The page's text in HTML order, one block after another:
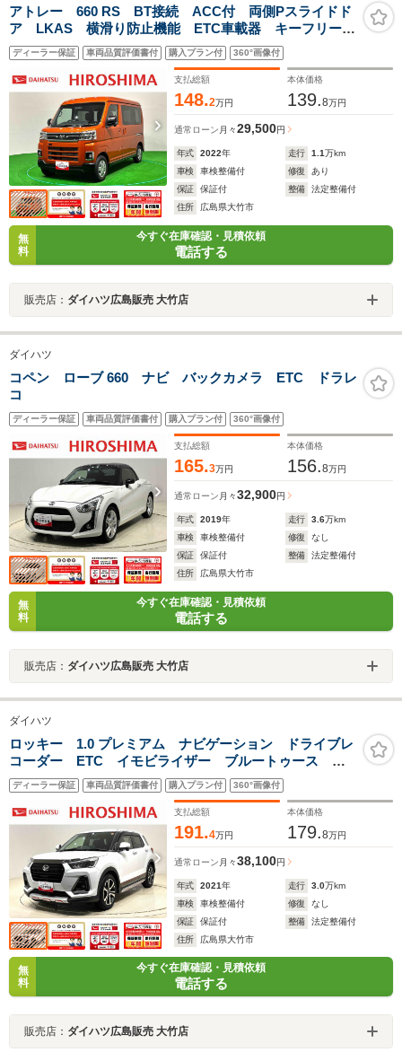
コ LEDヘッドラン
プ アイドリングスト
ップ
アトレー 660 RS BT接続 ACC付 両側Pスライドド
ア LKAS 横滑り防止機能 ETC車載器 キーフリー
電動格納ドアミラー プッシュスタートスマートキー
LEDヘッドライト ターボエンジン ナビTV ABS
ディーラー保証 車両品質評価書付 購入プラン付 360°画像付
支払総額
148.2万円
本体価格
139.8万円
通常ローン 月々29,500円
年式 2022年 走行 1.1万km
車検
車検整備付 修復
あり
保証
保証付 整備
法定整備付
住所
広島県大竹市
無
料
今すぐ在庫確認・見積依頼
電話する
販売店： ダイハツ広島販売 大竹店
ダイハツ
コペン ローブ 660 ナビ バックカメラ ETC ドラレ
コ
ディーラー保証 車両品質評価書付 購入プラン付 360°画像付
支払総額
165.3万円
本体価格
156.8万円
通常ローン 月々32,900円
年式 2019年 走行 3.6万km
車検
車検整備付 修復
なし
保証
保証付 整備
法定整備付
住所
広島県大竹市
無
料
今すぐ在庫確認・見積依頼
電話する
販売店： ダイハツ広島販売 大竹店
ダイハツ
ロッキー 1.0 プレミアム ナビゲーション ドライブレ
コーダー ETC イモビライザー ブルートゥース レ
ーダークルコン 電動格納ドアミラー LEDヘッドライ
ト アルミ オートハイビーム レーンアシスト 衝突
軽減装置 パノラマ
ディーラー保証 車両品質評価書付 購入プラン付 360°画像付
支払総額
191.4万円
本体価格
179.8万円
通常ローン 月々38,100円
年式 2021年 走行 3.0万km
車検
車検整備付 修復
なし
保証
保証付 整備
法定整備付
住所
広島県大竹市
無
料
今すぐ在庫確認・見積依頼
電話する
販売店： ダイハツ広島販売 大竹店